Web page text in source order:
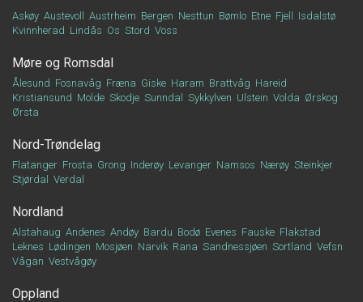
Askøy Austevoll Austrheim Bergen Nesttun Bømlo Etne Fjell
Isdalstø
Kvinnherad Lindås Os Stord Voss
Møre og Romsdal
Ålesund Fosnavåg Fræna Giske Haram Brattvåg Hareid
Kristiansund Molde Skodje Sunndal Sykkylven Ulstein Volda Ørskog
Ørsta
Nord-Trøndelag
Flatanger Frosta Grong Inderøy Levanger Namsos Nærøy Steinkjer
Stjørdal
Verdal
Nordland
Alstahaug Andenes Andøy Bardu Bodø Evenes Fauske Flakstad
Leknes Lødingen Mosjøen Narvik Rana Sandnessjøen Sortland Vefsn
Vågan Vestvågøy
Oppland